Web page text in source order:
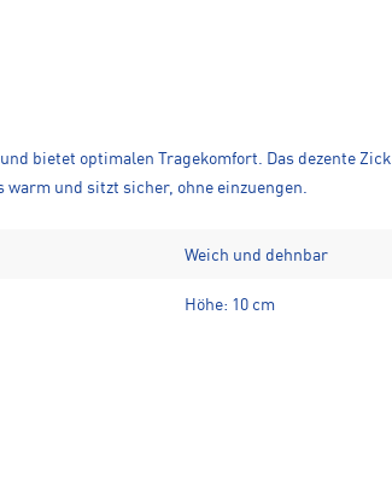
bietet optimalen Tragekomfort. Das dezente
und sitzt sicher, ohne einzuengen.
Weich und dehnbar
Höhe: 10 cm